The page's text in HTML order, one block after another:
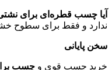
آیا چسب قطره‌ای برای
ندارد و فقط برای سطوح
سخن پایانی
خرید چسب قوی و چسب